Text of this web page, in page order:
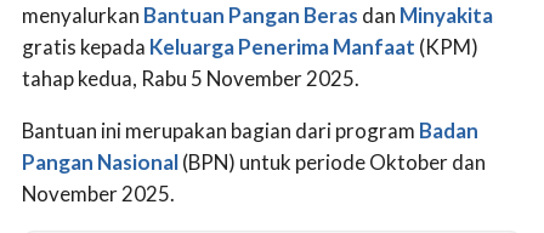
menyalurkan Bantuan Pangan Beras dan Minyakita
gratis kepada Keluarga Penerima Manfaat (KPM)
tahap kedua, Rabu 5 November 2025.
Bantuan ini merupakan bagian dari program Badan
Pangan Nasional(BPN) untuk periode Oktober dan
November 2025.